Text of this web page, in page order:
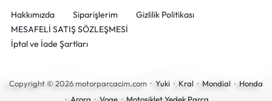
Hakkımızda Siparişlerim
Gizlilik Politikası
MESAFELİ SATIŞ SÖZLEŞMESİ
İptal ve İade Şartları
Copyright © 2026 motorparcacim.com · Yuki · Kral · Mondial · Honda
· Arora · Voge· Motosiklet Yedek Parça